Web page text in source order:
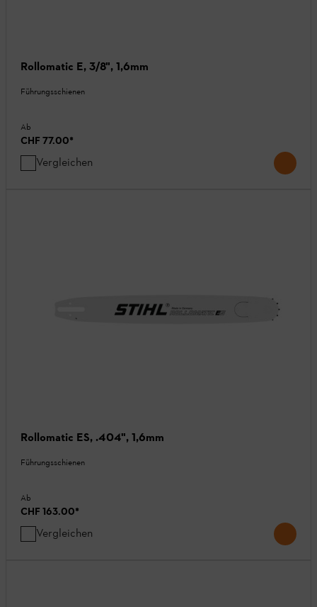
Rollomatic E, 3/8", 1,6mm
Führungsschienen
Ab
CHF 77.00*
Vergleichen
Rollomatic ES, .404", 1,6mm
Führungsschienen
Ab
CHF 163.00*
Vergleichen